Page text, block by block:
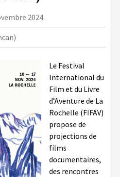
2024
Le Festival
International du
Film et du Livre
d’Aventure de La
Rochelle (FIFAV)
propose de
projections de
films
documentaires,
des rencontres